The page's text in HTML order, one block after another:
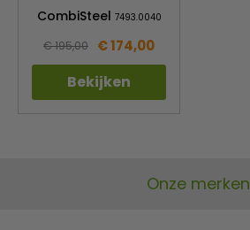
CombiSteel 7493.0040
€ 195,00 € 174,00
Bekijken
Onze merken